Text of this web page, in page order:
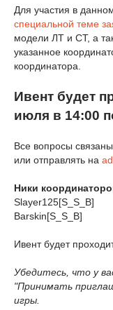
Для участия в
специальной теме
модели ЛТ и СТ, а
указанное
координатора.
Ивент будет
июля в 14:00
Все вопросы
или отправлять на
Ники
Slayer125[S_S_B]
Barskin[S_S_B]
Ивент будет
Убедитесь, что у
"Принимать
игры.